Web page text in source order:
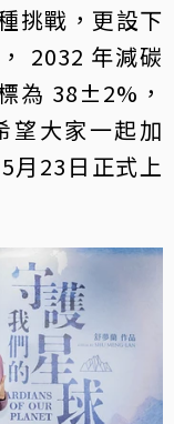
挑戰，更設下
2032 年減碳
為 38±2%，
望大家一起加
月23日正式上